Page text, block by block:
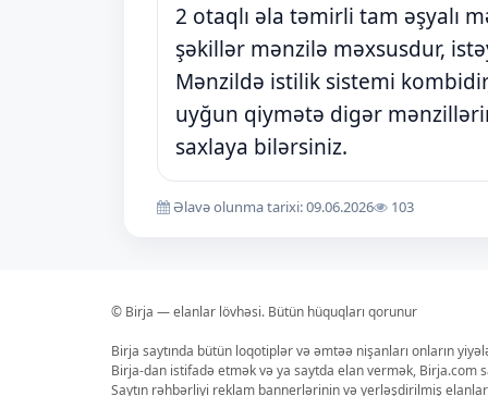
2 otaqlı əla təmirli tam əşyalı
şəkillər mənzilə məxsusdur,
Mənzildə istilik sistemi
uyğun qiymətə digər
saxlaya bilərsiniz.
Əlavə olunma tarixi: 09.06.2026 103
© Birja — elanlar lövhəsi. Bütün hüquqları qorunur
Birja saytında bütün loqotiplər və əmtəə nişanları onların
Birja-dan istifadə etmək və ya saytda elan vermək, Birja.com
Saytın rəhbərliyi reklam bannerlərinin və yerləşdirilmiş